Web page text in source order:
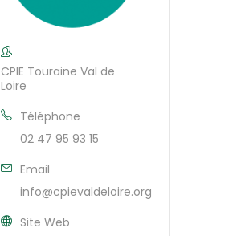
CPIE Touraine Val de
Loire
Téléphone
02 47 95 93 15
Email
info@cpievaldeloire.org
Site Web